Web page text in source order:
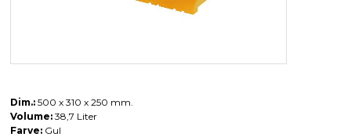
Dim.: 500 x 310 x 250 mm.
Volume: 38,7 Liter
Farve:Gul